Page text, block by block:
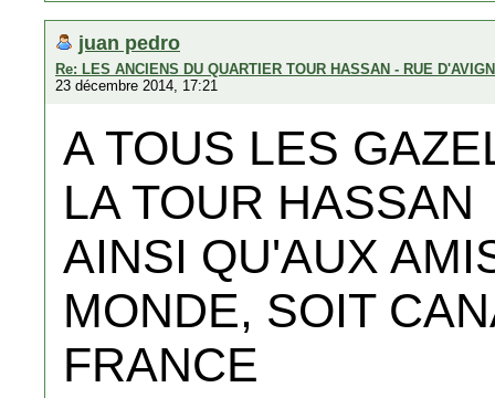
juan pedro
Re: LES ANCIENS DU QUARTIER TOUR HASSAN - RUE
23 décembre 2014, 17:21
A TOUS LES
LA TOUR HASSAN
AINSI QU'AUX
MONDE, SOIT
FRANCE